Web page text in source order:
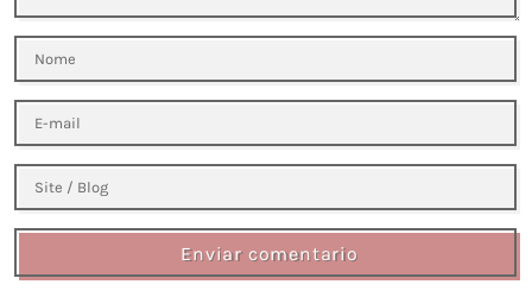
Enviar comentario